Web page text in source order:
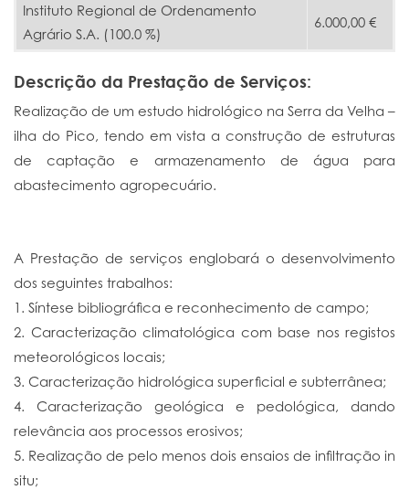
Instituto Regional de Ordenamento
Agrário S.A. (100.0 %)
6.000,00 €
Descrição da Prestação de Serviços:
Realização de um estudo hidrológico na Serra da Velha –
ilha do Pico, tendo em vista a construção de estruturas
de captação e armazenamento de água para
abastecimento agropecuário.
A Prestação de serviços englobará o desenvolvimento
dos seguintes trabalhos:
1. Síntese bibliográfica e reconhecimento de campo;
2. Caracterização climatológica com base nos registos
meteorológicos locais;
3. Caracterização hidrológica superficial e subterrânea;
4. Caracterização geológica e pedológica, dando
relevância aos processos erosivos;
5. Realização de pelo menos dois ensaios de infiltração in
situ;